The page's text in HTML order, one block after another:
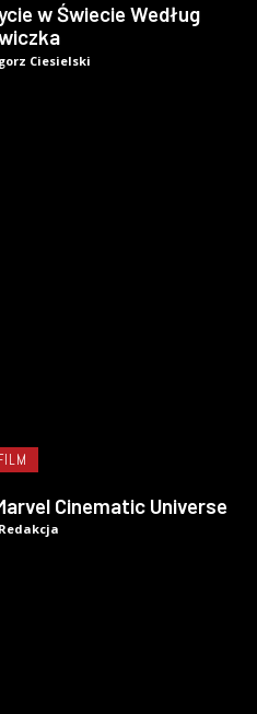
w Świecie Według
Ciesielski
Cinematic Universe
Redakcja